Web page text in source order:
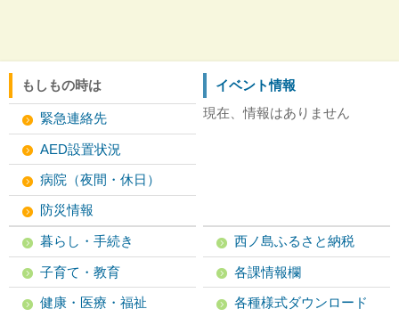
もしもの時は
緊急連絡先
AED設置状況
病院（夜間・休日）
防災情報
イベント情報
現在、情報はありません
暮らし・手続き
子育て・教育
健康・医療・福祉
西ノ島ふるさと納税
各課情報欄
各種様式ダウンロード